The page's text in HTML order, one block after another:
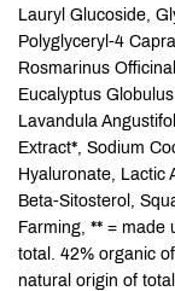
Lauryl Glucoside,
Polyglyceryl-4
Rosmarinus
Eucalyptus
Lavandula
Extract*, Sodium
Hyaluronate, Lactic
Beta-Sitosterol,
Farming, ** = made
total. 42% organic
natural origin of